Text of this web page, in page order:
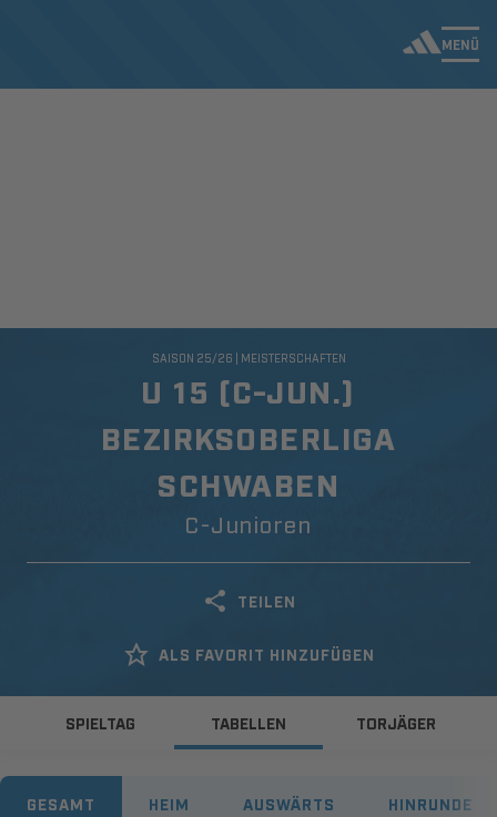
MENÜ
U 15 (C-JUN.)
BEZIRKSOBERLIGA
SCHWABEN
C-Junioren
SAISON 25/26 | MEISTERSCHAFTEN
TEILEN
ALS FAVORIT HINZUFÜGEN
SPIELTAG TABELLEN TORJÄGER
GESAMT HEIM AUSWÄRTS HINRUNDE